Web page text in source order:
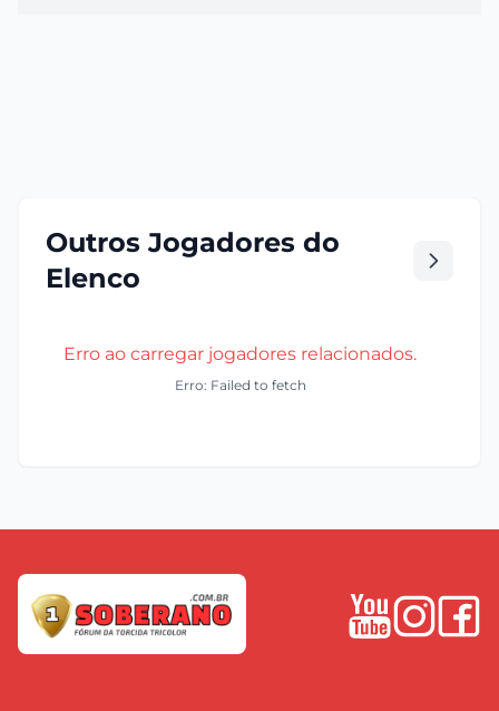
Outros Jogadores do
Elenco
Erro ao carregar jogadores relacionados.
Erro: Failed to fetch